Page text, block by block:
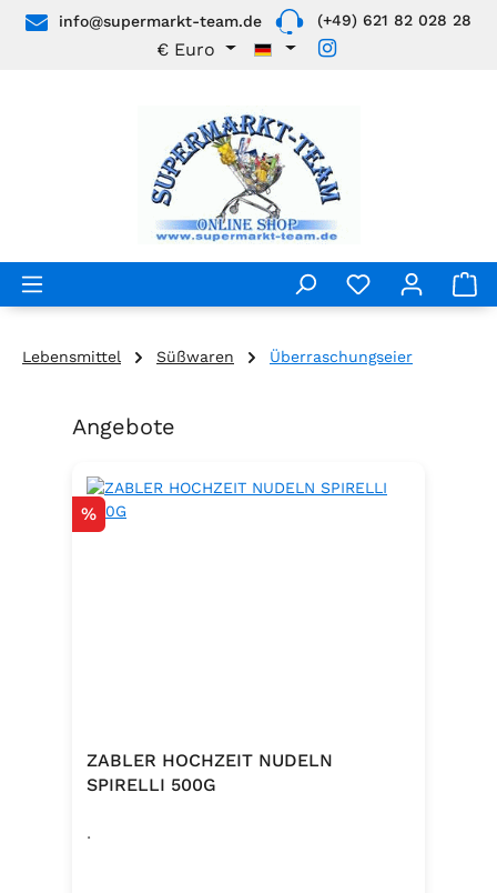
Zum Hauptinhalt springen
info@supermarkt-team.de (+49) 621 82 028 28
€ Euro
Lebensmittel Süßwaren Überraschungseier
Produktgalerie überspringen
Angebote
Rabatt
%
ZABLER HOCHZEIT NUDELN
SPIRELLI 500G
.